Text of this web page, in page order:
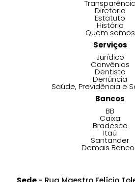
Transparência
Diretoria
Estatuto
História
Quem somos
Serviços
Jurídico
Convênios
Dentista
Denúncia
Saúde, Previdência e
Bancos
BB
Caixa
Bradesco
Itaú
Santander
Demais